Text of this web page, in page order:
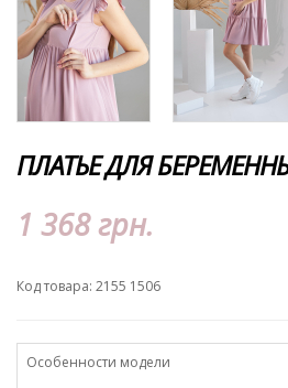
ПЛАТЬЕ ДЛЯ
1 368 грн.
Код товара: 2155 1506
Особенности модели